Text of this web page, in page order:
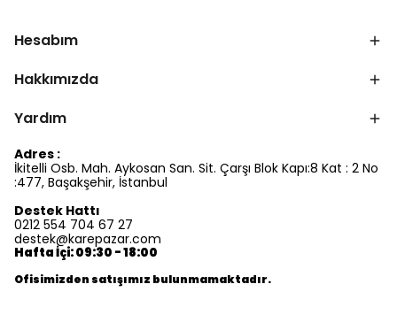
Hesabım
Hakkımızda
Yardım
Adres :
İkitelli Osb. Mah. Aykosan San. Sit. Çarşı Blok Kapı:8 Kat : 2 No
:477, Başakşehir, İstanbul
Destek Hattı
0212 554 704 67 27
destek@karepazar.com
Hafta İçi: 09:30 - 18:00
Ofisimizden satışımız bulunmamaktadır.